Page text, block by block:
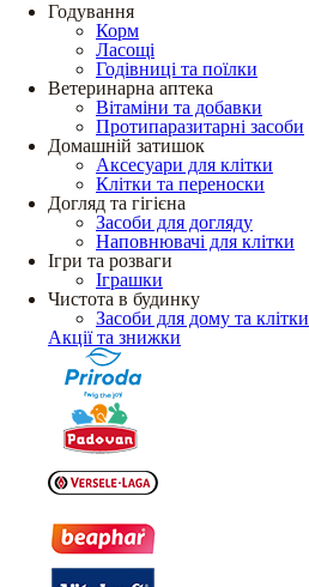
Годування
Корм
Ласощі
Годівниці та поїлки
Ветеринарна аптека
Вітаміни та добавки
Протипаразитарні засоби
Домашній затишок
Аксесуари для клітки
Клітки та переноски
Догляд та гігієна
Засоби для догляду
Наповнювачі для клітки
Ігри та розваги
Іграшки
Чистота в будинку
Засоби для дому та клітки
Акції та знижки